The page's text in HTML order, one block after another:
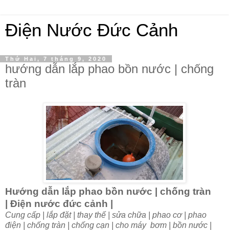
Điện Nước Đức Cảnh
Thứ Hai, 7 tháng 9, 2020
hướng dẫn lắp phao bồn nước | chống
tràn
Hướng dẫn lắp phao bồn nước | chống tràn
| Điện nước đức cảnh |
Cung cấp | lắp đặt | thay thế | sửa chữa | phao cơ | phao
điện | chống tràn | chống cạn | cho máy bơm | bồn nước |